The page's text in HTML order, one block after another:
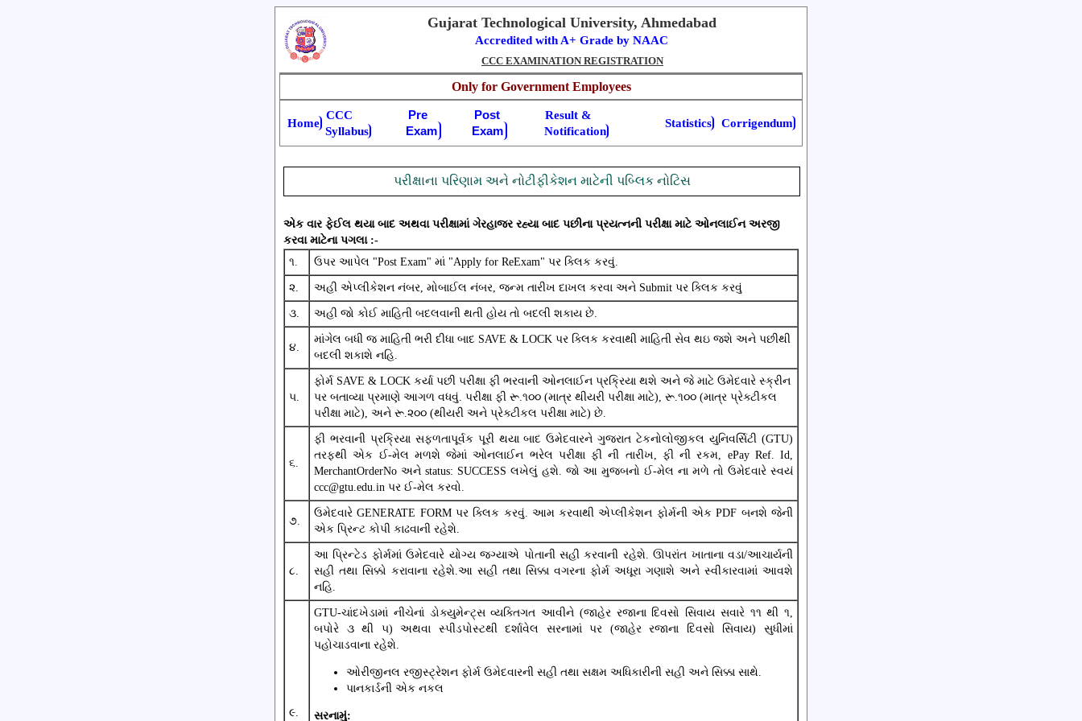
Gujarat Technological University, Ahmedabad
Accredited with A+ Grade by NAAC
CCC EXAMINATION REGISTRATION
Only for Government Employees
Home
CCC
Syllabus
Pre
Exam
Post
Exam
Result &
Notification
Statistics Corrigendum
પરીક્ષાના પરિણામ અને નોટીફીકેશન માટેની પબ્લિક નોટિસ
એક વાર ફેઈલ થયા બાદ અથવા પરીક્ષામાં ગેરહાજર રહ્યા બાદ પછીના પ્રયત્નની પરીક્ષા માટે ઓનલાઈન અરજી
કરવા માટેના પગલા :-
૧.
ઉપર આપેલ "Post Exam" માં "Apply for ReExam" પર ક્લિક કરવું.
૨. અહી એપ્લીકેશન નંબર, મોબાઈલ નંબર, જન્મ તારીખ દાખલ કરવા અને Submit પર ક્લિક કરવું
૩. અહી જો કોઈ માહિતી બદલવાની થતી હોય તો બદલી શકાય છે.
૪.
માંગેલ બધી જ માહિતી ભરી દીધા બાદ SAVE & LOCK પર ક્લિક કરવાથી માહિતી સેવ થઇ જશે અને પછીથી
બદલી શકાશે નહિ.
૫.
ફોર્મ SAVE & LOCK કર્યા પછી પરીક્ષા ફી ભરવાની ઓનલાઈન પ્રક્રિયા થશે અને જે માટે ઉમેદવારે સ્ક્રીન
પર બતાવ્યા પ્રમાણે આગળ વધવું. પરીક્ષા ફી રૂ.૧૦૦ (માત્ર થીયરી પરીક્ષા માટે), રૂ.૧૦૦ (માત્ર પ્રેક્ટીકલ
પરીક્ષા માટે), અને રૂ.૨૦૦ (થીયરી અને પ્રેક્ટીકલ પરીક્ષા માટે) છે.
૬.
ફી ભરવાની પ્રક્રિયા સફળતાપૂર્વક પૂરી થયા બાદ ઉમેદવારને ગુજરાત ટેકનોલોજીકલ યુનિવર્સિટી (GTU)
તરફથી એક ઈ-મેલ મળશે જેમાં ઓનલાઈન ભરેલ પરીક્ષા ફી ની તારીખ, ફી ની રકમ, ePay Ref. Id,
MerchantOrderNo અને status: SUCCESS લખેલું હશે. જો આ મુજબનો ઈ-મેલ ના મળે તો ઉમેદવારે સ્વયં
ccc@gtu.edu.in પર ઈ-મેલ કરવો.
૭.
ઉમેદવારે GENERATE FORM પર ક્લિક કરવું. આમ કરવાથી એપ્લીકેશન ફોર્મની એક PDF બનશે જેની
એક પ્રિન્ટ કોપી કાઢવાની રહેશે.
૮.
આ પ્રિન્ટેડ ફોર્મમાં ઉમેદવારે યોગ્ય જગ્યાએ પોતાની સહી કરવાની રહેશે. ઊપરાંત ખાતાના વડા/આચાર્યની
સહી તથા સિક્કો કરાવાના રહેશે.આ સહી તથા સિક્કા વગરના ફોર્મ અધૂરા ગણાશે અને સ્વીકારવામાં આવશે
નહિ.
૯.
GTU-ચાંદખેડામાં નીચેનાં ડોક્યુમેન્ટ્સ વ્યક્તિગત આવીને (જાહેર રજાના દિવસો સિવાય સવારે ૧૧ થી ૧,
બપોરે ૩ થી ૫) અથવા સ્પીડપોસ્ટથી દર્શાવેલ સરનામાં પર (જાહેર રજાના દિવસો સિવાય) સુધીમાં
પહોચાડવાના રહેશે.
ઓરીજીનલ રજીસ્ટ્રેશન ફોર્મ ઉમેદવારની સહી તથા સક્ષમ અધિકારીની સહી અને સિક્કા સાથે.
પાનકાર્ડની એક નકલ
સરનામું: